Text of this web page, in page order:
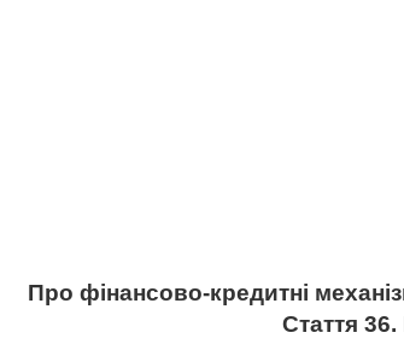
Про фінансово-кредитні
Стаття